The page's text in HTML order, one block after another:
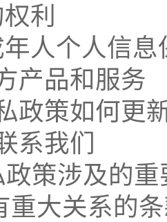
利
人个人信息
产品和服务
政策如何更
系我们
策涉及的
重大关系的